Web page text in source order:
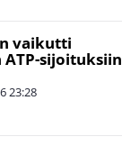
vaikutti
sijoituksiin
23:28